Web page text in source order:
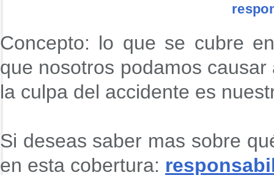
Concepto: lo que se cubre
que nosotros podamos
la culpa del accidente es
Si deseas saber mas sobre
en esta cobertura: